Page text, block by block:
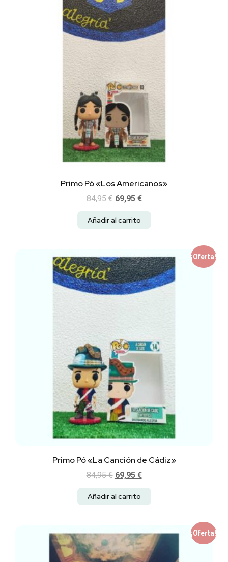
Primo Pó «Los Americanos»
84,95€ 69,95 €
Añadir al carrito
¡Oferta!
Primo Pó «La Canción de Cádiz»
84,95€ 69,95 €
Añadir al carrito
¡Oferta!